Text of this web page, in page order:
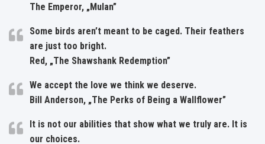
The Emperor, „Mulan”
Some birds aren’t meant to be caged. Their feathers
are just too bright.
Red, „The Shawshank Redemption”
We accept the love we think we deserve.
Bill Anderson, „The Perks of Being a Wallflower”
It is not our abilities that show what we truly are. It is
our choices.